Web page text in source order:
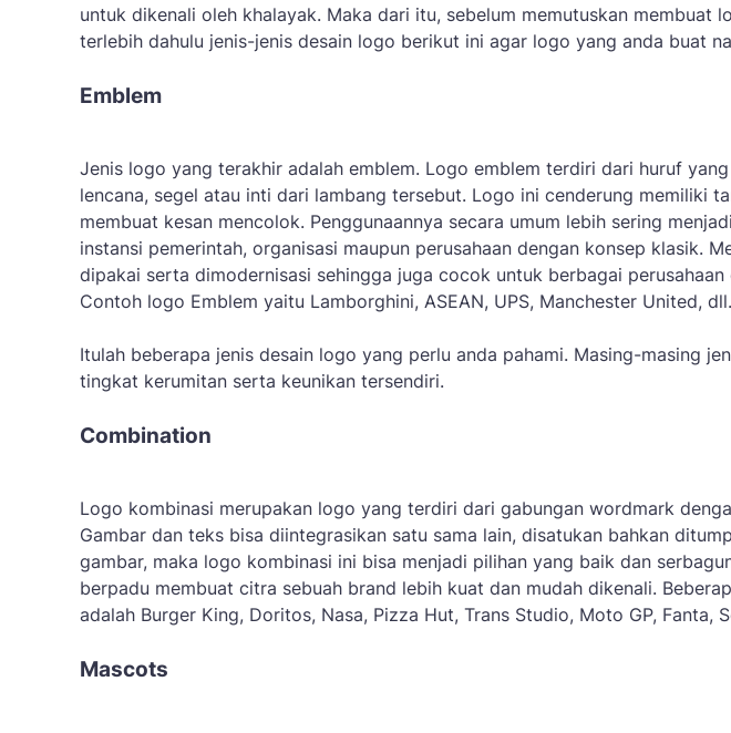
untuk dikenali oleh khalayak. Maka dari itu, sebelum memutuskan membuat
terlebih dahulu jenis-jenis desain logo berikut ini agar logo yang anda buat
Emblem
Jenis logo yang terakhir adalah emblem. Logo emblem terdiri dari huruf
lencana, segel atau inti dari lambang tersebut. Logo ini cenderung memiliki
membuat kesan mencolok. Penggunaannya secara umum lebih sering
instansi pemerintah, organisasi maupun perusahaan dengan konsep klasik.
dipakai serta dimodernisasi sehingga juga cocok untuk berbagai
Contoh logo Emblem yaitu Lamborghini, ASEAN, UPS, Manchester United, dll.
Itulah beberapa jenis desain logo yang perlu anda pahami. Masing-masing
tingkat kerumitan serta keunikan tersendiri.
Combination
Logo kombinasi merupakan logo yang terdiri dari gabungan wordmark
Gambar dan teks bisa diintegrasikan satu sama lain, disatukan bahkan
gambar, maka logo kombinasi ini bisa menjadi pilihan yang baik dan
berpadu membuat citra sebuah brand lebih kuat dan mudah dikenali.
adalah Burger King, Doritos, Nasa, Pizza Hut, Trans Studio, Moto GP, Fanta,
Mascots